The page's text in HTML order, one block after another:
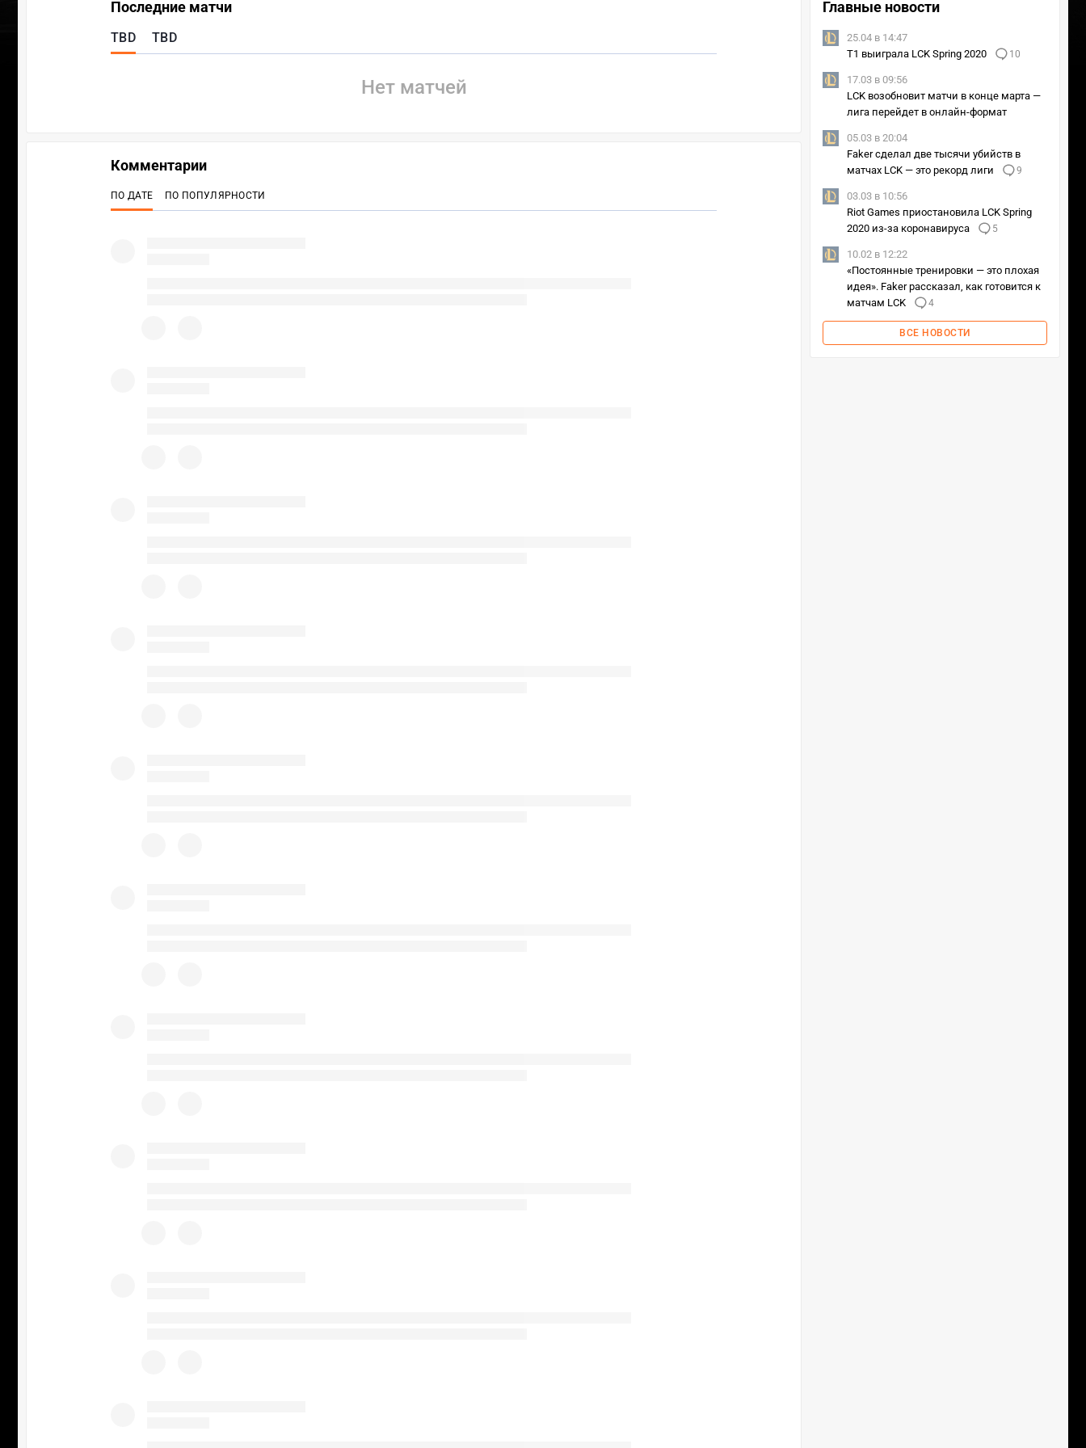
Последние матчи
TBD TBD
Нет матчей
Главные новости
25.04 в 14:47
T1 выиграла LCK Spring 2020
10
17.03 в 09:56
LCK возобновит матчи в конце марта —
лига перейдет в онлайн-формат
05.03 в 20:04
Faker сделал две тысячи убийств в
матчах LCK — это рекорд лиги
9
03.03 в 10:56
Riot Games приостановила LCK Spring
2020 из-за коронавируса
5
10.02 в 12:22
«Постоянные тренировки — это плохая
идея». Faker рассказал, как готовится к
матчам LCK
4
ВСЕ НОВОСТИ
Комментарии
ПО ДАТЕ ПО ПОПУЛЯРНОСТИ